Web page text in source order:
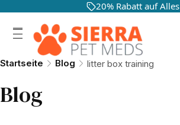
20% Rabatt auf Alles
Startseite Blog litter box training
Blog